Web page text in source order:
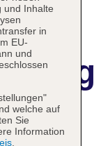
und Inhalte
in
EU-
und
welche auf
Sie
Information
.